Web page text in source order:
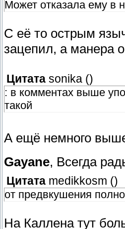
Может отказала ему в
С её то острым
зацепил, а манера
Цитата sonika ()
: в комментах выше
такой
А ещё немного
Gayane, Всегда
Цитата medikkosm ()
от предвкушения
На Каллена тут